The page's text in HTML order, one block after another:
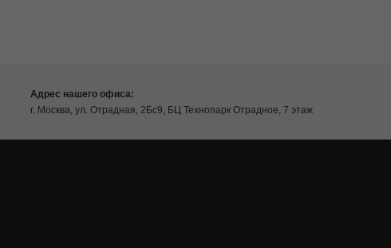
Адрес нашего офиса:
г. Москва, ул. Отрадная, 2Бс9, БЦ Технопарк Отрадное, 7 этаж